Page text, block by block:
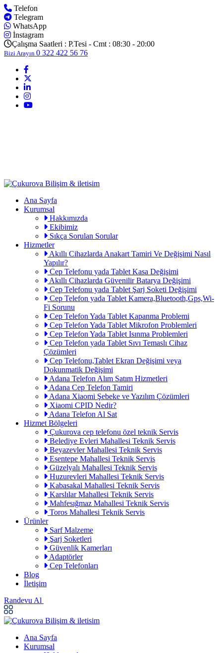
Telefon
Telegram
WhatsApp
İnstagram
Çalışma Saatleri : P.Tesi - Cmt : 08:30 - 20:00
Bizi Arayın 0 322 422 56 76
Ana Sayfa
Kurumsal
Hakkımızda
Ekibimiz
Sıkça Sorulan Sorular
Hizmetler
Akıllı Cihazlarda Anakart Tamiri Ve Değişimi Nasıl
Yapılır?
Cep Telefonu yada Tablet Kasa Değişimi
Akıllı Cihazlarda Güvenilir Batarya Değişimi
Cep Telefonu yada Tablet Şarj Soketi Değişimi
Cep Telefon yada Tablet Kamera,Bluetooth,Gps,Wi-
Fi Sorunu
Cep Telefon Yada Tablet Kapanma Problemi
Cep Telefon Yada Tablet Mikrofon Problemleri
Cep Telefon Yada Tablet Isınma Problemleri
Cep Telefon yada Tablet Sıvı Temaslı Cihaz
Çözümleri
Cep Telefonu,Tablet Ekran Değişimi veya
Dokunmatik Değişimi
Adana Telefon Alım Satım Hizmetleri
Adana Cep Telefon Tamiri
Adana Xiaomi Şebeke ve Yazılım Çözümleri
Xiaomi CPID Nedir?
Adana Telefon Al Sat
Hizmet Bölgeleri
Çukurova cep telefonu özel teknik Servis
Belediye Evleri Mahallesi Teknik Servis
Beyazevler Mahallesi Teknik Servis
Esentepe Mahallesi Teknik Servis
Güzelyalı Mahallesi Teknik Servis
Huzurevleri Mahallesi Teknik Servis
Kabasakal Mahallesi Teknik Servis
Karslılar Mahallesi Teknik Servis
Mahfesığmaz Mahallesi Teknik Servis
Toros Mahallesi Teknik Servis
Ürünler
Sarf Malzeme
Şarj Soketleri
Güvenlik Kamerları
Adaptörler
Cep Telefonları
Blog
İletişim
Randevu Al
Ana Sayfa
Kurumsal